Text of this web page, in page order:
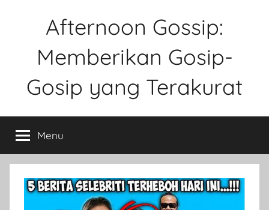
Afternoon Gossip:
Memberikan Gosip-
Gosip yang Terakurat
Tentang
Ke
Gosipan
Berbagai
Menu